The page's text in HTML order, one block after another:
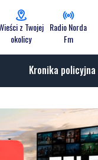
z Twojej
okolicy
Radio Norda
Fm
Kronika policyjna